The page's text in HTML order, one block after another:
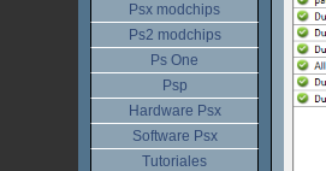
Psx modchips
Ps2 modchips
Ps One
Psp
Hardware Psx
Software Psx
Tutoriales